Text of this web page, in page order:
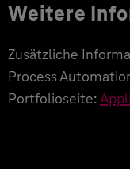
Weitere
Zusätzliche
Process
Portfolioseite: